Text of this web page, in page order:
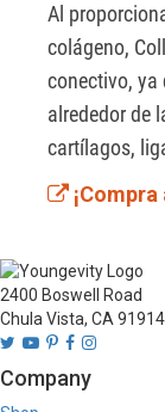
Al
colágeno,
conectivo, ya
alrededor de
cartílagos,
2400 Boswell Road
Chula Vista, CA 91914
Company